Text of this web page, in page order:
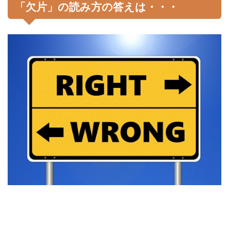
「欠片」の読み方の答えは・・・